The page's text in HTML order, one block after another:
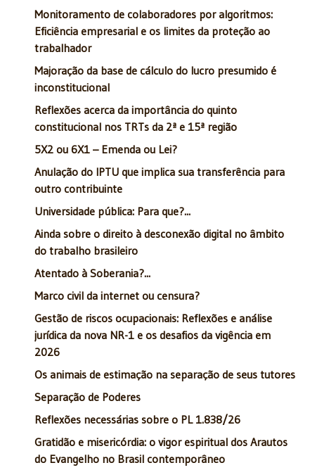
Monitoramento de colaboradores por algoritmos:
Eficiência empresarial e os limites da proteção ao
trabalhador
Majoração da base de cálculo do lucro presumido é
inconstitucional
Reflexões acerca da importância do quinto
constitucional nos TRTs da 2ª e 15ª região
5X2 ou 6X1 – Emenda ou Lei?
Anulação do IPTU que implica sua transferência para
outro contribuinte
Universidade pública: Para que?...
Ainda sobre o direito à desconexão digital no âmbito
do trabalho brasileiro
Atentado à Soberania?...
Marco civil da internet ou censura?
Gestão de riscos ocupacionais: Reflexões e análise
jurídica da nova NR-1 e os desafios da vigência em
2026
Os animais de estimação na separação de seus tutores
Separação de Poderes
Reflexões necessárias sobre o PL 1.838/26
Gratidão e misericórdia: o vigor espiritual dos Arautos
do Evangelho no Brasil contemporâneo